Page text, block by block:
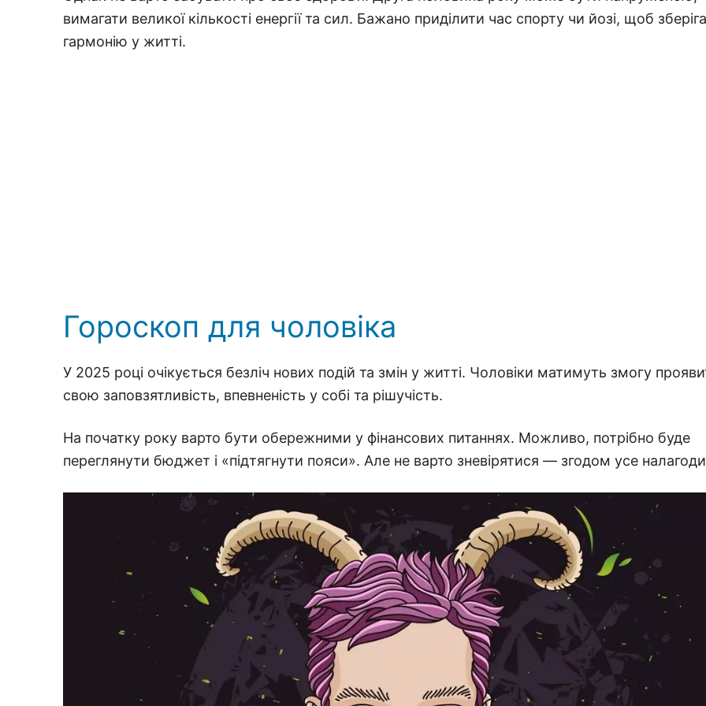
вимагати великої кількості енергії та сил. Бажано приділити час спорту чи йозі, щоб
гармонію у житті.
Гороскоп для чоловіка
У 2025 році очікується безліч нових подій та змін у житті. Чоловіки матимуть змогу
свою заповзятливість, впевненість у собі та рішучість.
На початку року варто бути обережними у фінансових питаннях. Можливо, потрібно буде
переглянути бюджет і «підтягнути пояси». Але не варто зневірятися — згодом усе